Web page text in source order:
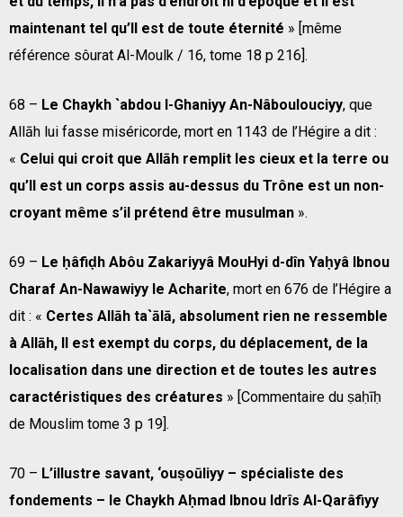
maintenant tel qu’Il est de toute éternité » [même
référence sôurat Al-Moulk / 16, tome 18 p 216].
68 – Le Chaykh `abdou l-Ghaniyy An-Nâboulouciyy, que
Allāh lui fasse miséricorde, mort en 1143 de l’Hégire a dit :
« Celui qui croit que Allāh remplit les cieux et la terre ou
qu’Il est un corps assis au-dessus du Trône est un non-
croyant même s’il prétend être musulman ».
69 – Le ḥâfiḍh Abôu Zakariyyâ MouHyi d-dîn Yaḥyâ Ibnou
Charaf An-Nawawiyy le Acharite, mort en 676 de l’Hégire a
dit : « Certes Allāh ta`ālā, absolument rien ne ressemble
à Allāh, Il est exempt du corps, du déplacement, de la
localisation dans une direction et de toutes les autres
caractéristiques des créatures » [Commentaire du ṣaḥīḥ
de Mouslim tome 3 p 19].
70 – L’illustre savant, ‘ouṣoūliyy – spécialiste des
fondements – le Chaykh Aḥmad Ibnou Idrîs Al-Qarâfiyy